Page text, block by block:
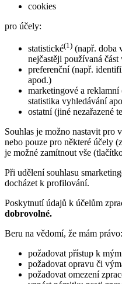
cookies
pro účely:
statistické(1) (např. doba
nejčastěji používaná
preferenční (např.
apod.)
marketingové a reklamní
statistika vyhledávání
ostatní (jiné nezařazené
Souhlas je možno nastavit pro
nebo pouze pro některé účely
je možné zamítnout vše
Při udělení souhlasu
docházet k profilování.
Poskytnutí údajů k účelům
dobrovolné.
Beru na vědomí, že mám právo:
požadovat přístup k
požadovat opravu či
požadovat omezení